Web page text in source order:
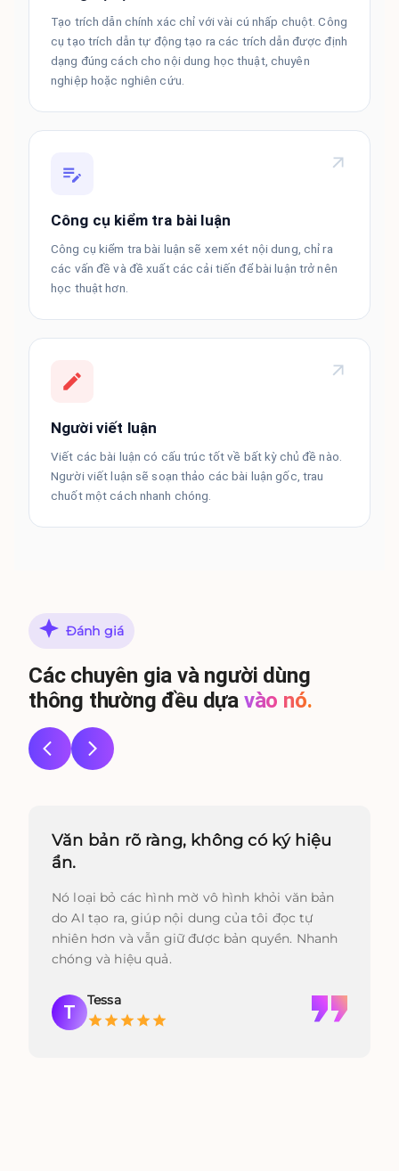
Tạo trích dẫn chính xác chỉ với vài cú nhấp chuột. Công
cụ tạo trích dẫn tự động tạo ra các trích dẫn được định
dạng đúng cách cho nội dung học thuật, chuyên
nghiệp hoặc nghiên cứu.
Công cụ kiểm tra bài luận
Công cụ kiểm tra bài luận sẽ xem xét nội dung, chỉ ra
các vấn đề và đề xuất các cải tiến để bài luận trở nên
học thuật hơn.
Người viết luận
Viết các bài luận có cấu trúc tốt về bất kỳ chủ đề nào.
Người viết luận sẽ soạn thảo các bài luận gốc, trau
chuốt một cách nhanh chóng.
Đánh giá
Các chuyên gia và người dùng
thông thường đều dựa vào nó.
Văn bản rõ ràng, không có ký hiệu
ẩn.
Nó loại bỏ các hình mờ vô hình khỏi văn bản
do AI tạo ra, giúp nội dung của tôi đọc tự
nhiên hơn và vẫn giữ được bản quyền. Nhanh
chóng và hiệu quả.
T
Tessa